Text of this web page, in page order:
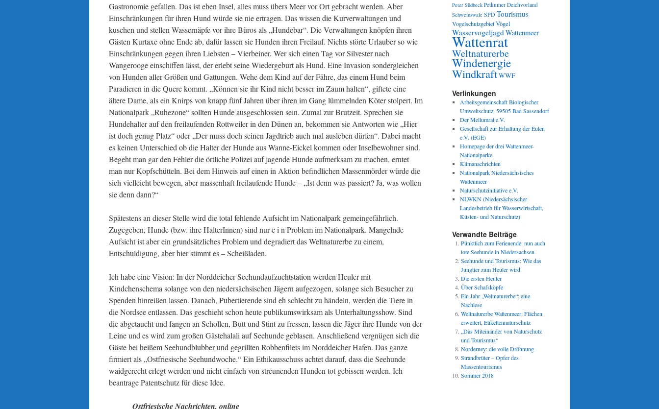
Gastronomie gefallen. Das ist eben Insel, alles muss übers Meer vor Ort gebracht werden. Aber
Einschränkungen für ihren Hund würde sie nie ertragen. Das wissen die Kurverwaltungen und
kuschen und stellen Wassernäpfe vor ihre Büros als „Hundebar“. Die Verwaltungen knöpfen ihren
Gästen Kurtaxe ohne Ende ab, dafür lassen sie Hunden ihren Freilauf. Nichts störte Urlauber so wie
Einschränkungen gegen ihren Liebsten – Vierbeiner. Wer sich einen Tag vor Silvester nach
Wangerooge einschiffen lässt, der erlebt seine Wiedergeburt als Hund. Eine Invasion sondergleichen
von Hunden aller Größen und Gattungen. Wehe dem Kind auf der Fähre, das einem Hund beim
Paradieren in die Quere kommt. „Können sie ihr Kind nicht besser im Zaum halten“, giftete eine
ältere Dame, als ein Knirps von knapp fünf Jahren über ihren im Gang lümmelnden Köter stolpert. Im
Nationalpark „Ruhezone“ sollten Hunde ausgeschlossen sein. Zumal zur Brutzeit. Sprechen sie
Hundehalter auf den freilaufenden Rottweiler in den Dünen an, bekommen sie Antworten wie „Hier
ist doch genug Platz“ oder „Der muss doch seinen Jagdtrieb auch mal ausleben dürfen“. Dabei macht
es keinen Unterschied ob die Halter der Hunde aus Wanne-Eickel kommen oder Inselbewohner sind.
Begeht man gar den Fehler die örtliche Polizei auf jagende Hunde aufmerksam zu machen, erntet
man nur Kopfschütteln. Bei dem Hinweis auf einen in Aktion befindlichen Massenmörder würde die
sich vielleicht bewegen, aber massenhaft freilaufende Hunde – „Ist denn was passiert? Ja, was wollen
sie denn dann?“
Spätestens an dieser Stelle wird die total fehlende Aufsicht im Nationalpark gemeingefährlich.
Zugegeben, Hunde (bzw. ihre HalterInnen) sind nur e i n Problem im Nationalpark. Mangelnde
Aufsicht ist aber ein grundsätzliches Problem und degradiert das Weltnaturerbe zu einem,
Entschuldigung, aber hier stimmt es – Scheißladen.
Ich habe eine Vision: In der Norddeicher Seehundaufzuchtstation werden Heuler mit
Kindchenschema solange von den niedersächsischen Jägern aufgezogen, solange sich Besucher zu
Spenden hinreißen lassen. Danach, Pubertierende sind eh schlecht zu händeln, werden die Tiere in
die Nordsee entlassen. Das geschieht schon heute publikumswirksam als Unterhaltungsshow. Sind
die abgetaucht und fangen an Schollen, Butt und Stint zu fressen, lassen die Jäger ihre Hunde von der
Leine und es wird zum großen Gästehalali auf Seehunde geblasen. Anschließend vergnügen sich die
Gäste bei heißem Seehundblubber und gegrillten Robbenfilets im Norddeicher Hafen. Das ganze
firmiert als „Ostfriesische Seehundwoche.“ Ein Ethikausschuss achtet darauf, dass die Seehunde
waidgerecht erlegt werden und nicht einfach von streunenden Hunden tot gebissen werden. Ich
beantrage Patentschutz für diese Idee.
Ostfriesische Nachrichten, online
Peter Südbeck Petkumer Deichvorland
Schweinswale SPDTourismus
VogelschutzgebietVögel
WasservogeljagdWattenmeer
Wattenrat
Weltnaturerbe
Windenergie
WindkraftWWF
Verlinkungen
Arbeitsgemeinschaft Biologischer
Umweltschutz, 59505 Bad Sassendorf
Der Mellumrat e.V.
Gesellschaft zur Erhaltung der Eulen
e.V. (EGE)
Homepage der drei Wattenmeer-
Nationalparke
Klimanachrichten
Nationalpark Niedersächsisches
Wattenmeer
Naturschutzinitiative e.V.
NLWKN (Niedersächsischer
Landesbetrieb für Wasserwirtschaft,
Küsten- und Naturschutz)
Verwandte Beiträge
Pünktlich zum Ferienende: nun auch
tote Seehunde in Niedersachsen
Seehunde und Tourismus: Wie das
Jungtier zum Heuler wird
Die ersten Heuler
Über Schafsköpfe
Ein Jahr „Weltnaturerbe“: eine
Nachlese
Weltnaturerbe Wattenmeer: Flächen
erweitert, Etikettennaturschutz
„Das Miteinander von Naturschutz
und Tourismus“
Norderney: die volle Dröhnung
Strandbrüter – Opfer des
Massentourismus
Sommer 2018